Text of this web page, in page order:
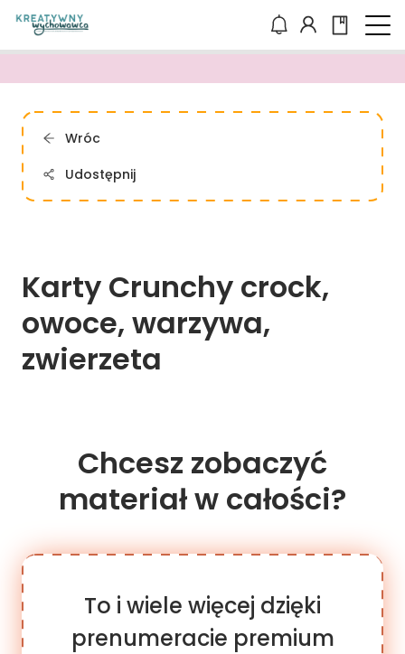
Wróc
Udostępnij
Karty Crunchy crock,
owoce, warzywa,
zwierzeta
Chcesz zobaczyć
materiał w całości?
To i wiele więcej dzięki
prenumeracie premium